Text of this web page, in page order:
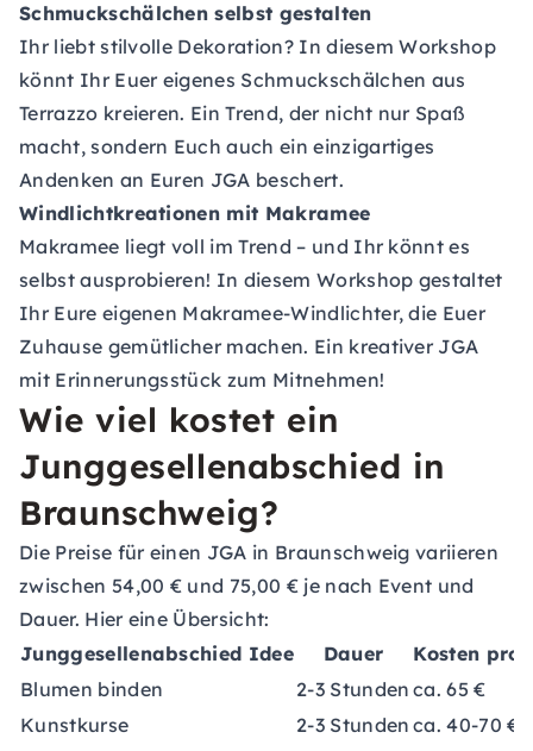
Schmuckschälchen selbst gestalten
Ihr liebt stilvolle Dekoration? In diesem Workshop
könnt Ihr Euer eigenes Schmuckschälchen aus
Terrazzo kreieren. Ein Trend, der nicht nur Spaß
macht, sondern Euch auch ein einzigartiges
Andenken an Euren JGA beschert.
Windlichtkreationen mit Makramee
Makramee liegt voll im Trend – und Ihr könnt es
selbst ausprobieren! In diesem Workshop gestaltet
Ihr Eure eigenen Makramee-Windlichter, die Euer
Zuhause gemütlicher machen. Ein kreativer JGA
mit Erinnerungsstück zum Mitnehmen!
Wie viel kostet ein
Junggesellenabschied in
Braunschweig?
Die Preise für einen JGA in Braunschweig variieren
zwischen 54,00 € und 75,00 € je nach Event und
Dauer. Hier eine Übersicht:
Junggesellenabschied Idee
Dauer
Kosten pro
Blumen binden
2-3 Stunden ca. 65 €
Kunstkurse
2-3 Stunden ca. 40-70 €